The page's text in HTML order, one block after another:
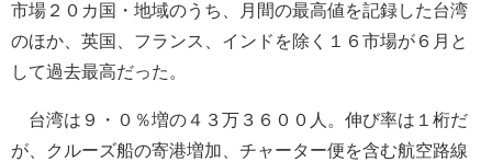
市場２０カ国・地域のうち、月間の最高値を記録した台湾
のほか、英国、フランス、インドを除く１６市場が６月と
して過去最高だった。
台湾は９・０％増の４３万３６００人。伸び率は１桁だ
が、クルーズ船の寄港増加、チャーター便を含む航空路線